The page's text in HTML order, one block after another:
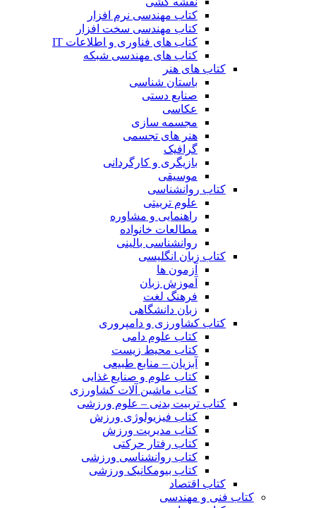
کتاب مهندسی نرم افزار
کتاب مهندسی سخت افزار
کتاب های فناوری و اطلاعات IT
کتاب های مهندسی شبکه
کتاب های هنر
باستان شناسی
صنایع دستی
عکاسی
مجسمه سازی
هنر های تجسمی
گرافیک
بازیگری و کارگردانی
موسیقی
کتاب روانشناسی
علوم تربیتی
راهنمایی و مشاوره
مطالعات خانواده
روانشناسی بالینی
کتاب زبان انگلیسی
آزمون ها
آموزش زبان
فرهنگ لغت
زبان دانشگاهی
کتاب کشاورزی و دامپروری
کتاب علوم دامی
کتاب محیط زیست
آبزیان – منابع طبیعی
کتاب علوم و صنایع غذایی
کتاب ماشین آلات کشاورزی
کتاب تربیت بدنی – علوم ورزشی
کتاب فیزیولوژی ورزش
کتاب مدیریت ورزش
کتاب رفتار حرکتی
کتاب روانشناسی ورزشی
کتاب بیومکانیک ورزشی
کتاب اقتصاد
کتاب فنی و مهندسی